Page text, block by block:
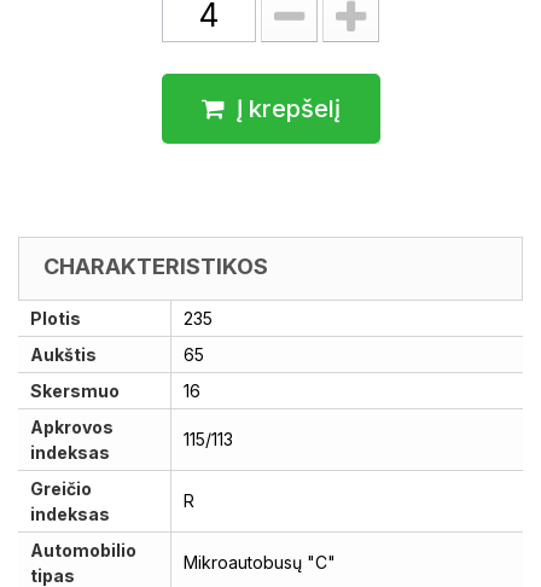
Į krepšelį
CHARAKTERISTIKOS
Plotis
235
Aukštis
65
Skersmuo
16
Apkrovos
indeksas
115/113
Greičio
indeksas
R
Automobilio
tipas
Mikroautobusų "C"